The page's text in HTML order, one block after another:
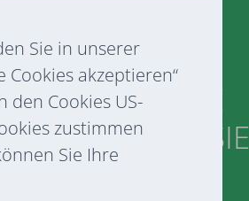
SPENDEN
SIE
WOFÜR SIE
Sie in unserer
akzeptieren“
den Cookies US-
zustimmen
Sie Ihre